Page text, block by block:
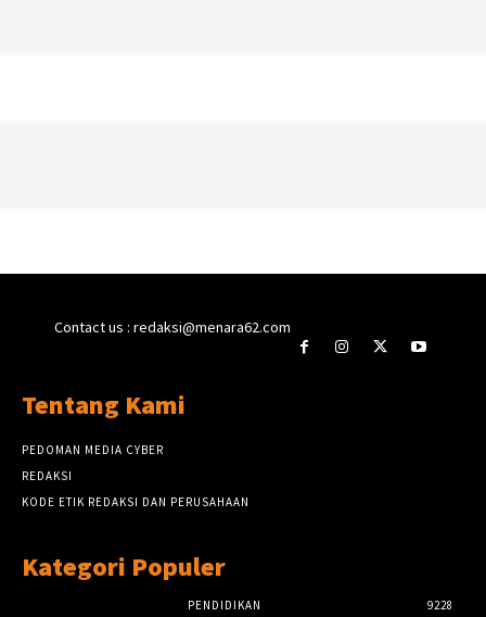
Contact us : redaksi@menara62.com
Tentang Kami
PEDOMAN MEDIA CYBER
REDAKSI
KODE ETIK REDAKSI DAN PERUSAHAAN
Kategori Populer
PENDIDIKAN 9228